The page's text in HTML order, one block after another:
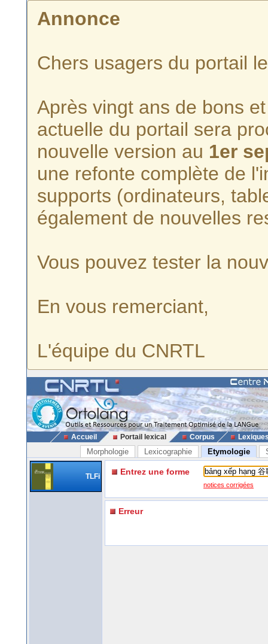
Annonce
Chers usagers du portail
Après vingt ans de bons
actuelle du portail sera
nouvelle version au 1er
une refonte complète de
supports (ordinateurs,
également de nouvelles
Vous pouvez tester la
En vous remerciant,
L'équipe du CNRTL
Accueil Portail lexical Corpus
Morphologie Lexicographie Etymologie
TLFi Entrez une forme
notices corrigées
Erreur